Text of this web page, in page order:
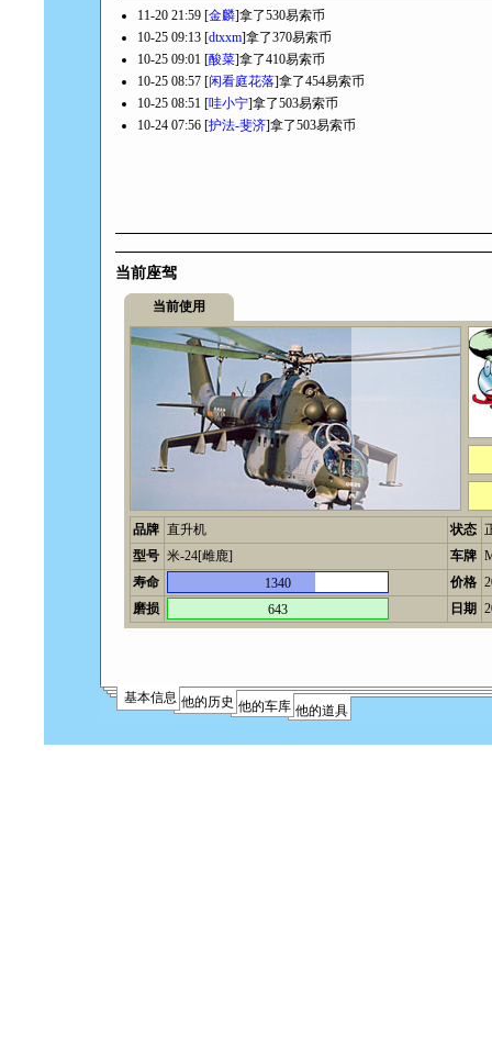
11-20 21:59 [金麟]拿了530易索币
10-25 09:13 [dtxxm]拿了370易索币
10-25 09:01 [酸菜]拿了410易索币
10-25 08:57 [闲看庭花落]拿了454易索币
10-25 08:51 [哇小宁]拿了503易索币
10-24 07:56 [护法-斐济]拿了503易索币
当前座驾
当前使用
品牌 直升机 状态
型号 米-24[雌鹿] 车牌
寿命
1340 价格
磨损
643 日期
基本信息 他的历史 他的车库 他的道具